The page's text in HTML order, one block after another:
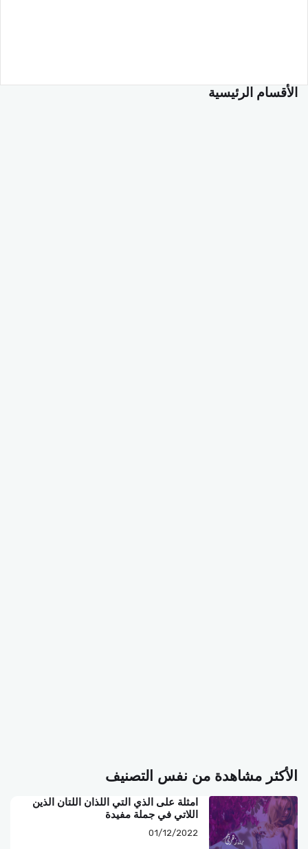
الأقسام الرئيسية
الأكثر مشاهدة من نفس التصنيف
امثلة على الذي التي اللذان اللتان الذين
اللاتي في جملة مفيدة
01/12/2022